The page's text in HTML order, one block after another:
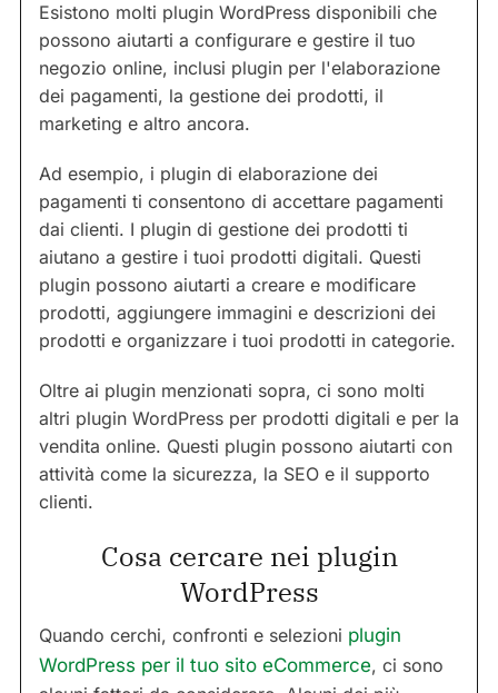
Esistono molti plugin WordPress disponibili che
possono aiutarti a configurare e gestire il tuo
negozio online, inclusi plugin per l'elaborazione
dei pagamenti, la gestione dei prodotti, il
marketing e altro ancora.
Ad esempio, i plugin di elaborazione dei
pagamenti ti consentono di accettare pagamenti
dai clienti. I plugin di gestione dei prodotti ti
aiutano a gestire i tuoi prodotti digitali. Questi
plugin possono aiutarti a creare e modificare
prodotti, aggiungere immagini e descrizioni dei
prodotti e organizzare i tuoi prodotti in categorie.
Oltre ai plugin menzionati sopra, ci sono molti
altri plugin WordPress per prodotti digitali e per la
vendita online. Questi plugin possono aiutarti con
attività come la sicurezza, la SEO e il supporto
clienti.
Cosa cercare nei plugin
WordPress
Quando cerchi, confronti e selezioni plugin
WordPress per il tuo sito eCommerce, ci sono